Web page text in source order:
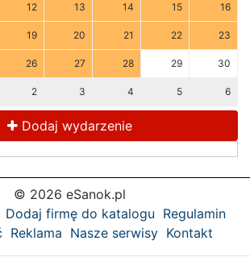
12 13 14 15 16
19 20 21 22 23
26 27 28 29 30
2 3 4 5 6
Dodaj wydarzenie
© 2026 eSanok.pl
Dodaj firmę do katalogu Regulamin
Reklama Nasze serwisy Kontakt